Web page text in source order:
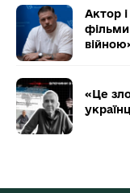
Актор
фільми
«Це